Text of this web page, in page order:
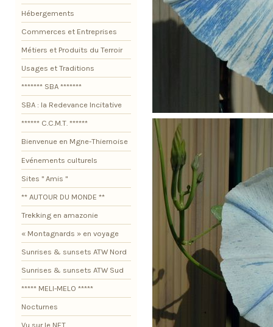
Hébergements
Commerces et Entreprises
Métiers et Produits du Terroir
Usages et Traditions
******* SBA *******
SBA : la Redevance Incitative
****** C.C.M.T. ******
Bienvenue en Mgne-Thiernoise
Evénements culturels
Sites " Amis "
** AUTOUR DU MONDE **
Trekking en amazonie
« Montagnards » en voyage
Sunrises & sunsets ATW Nord
Sunrises & sunsets ATW Sud
***** MELI-MELO *****
Nocturnes
Vu sur le NET